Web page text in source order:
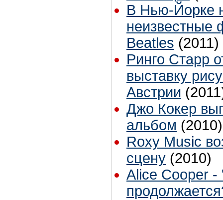
В Нью-Йорке
неизвестные
Beatles (2011)
Ринго Старр
выставку
Австрии
Джо Кокер
альбом (2010)
Roxy Music
сцену (2010)
Alice Cooper